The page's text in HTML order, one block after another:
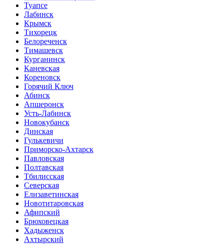
Туапсе
Лабинск
Крымск
Тихорецк
Белореченск
Тимашевск
Курганинск
Каневская
Кореновск
Горячий Ключ
Абинск
Апшеронск
Усть-Лабинск
Новокубанск
Динская
Гулькевичи
Приморско-Ахтарск
Павловская
Полтавская
Тбилисская
Северская
Елизаветинская
Новотитаровская
Афипский
Брюховецкая
Хадыженск
Ахтырский